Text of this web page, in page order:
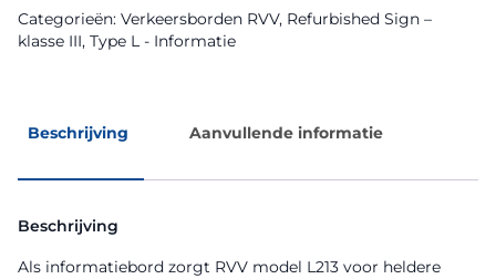
Categorieën: Verkeersborden RVV, Refurbished Sign –
klasse III, Type L - Informatie
Beschrijving Aanvullende informatie
Beschrijving
Als informatiebord zorgt RVV model L213 voor heldere